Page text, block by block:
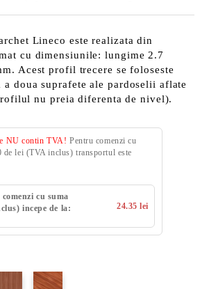
Lineco este realizata din
cu dimensiunile: lungime 2.7
Acest profil trecere se foloseste
doua suprafete ale pardoselii aflate
nu preia diferenta de nivel).
NU contin TVA! Pentru comenzi cu
de lei (TVA inclus) transportul este
cu suma
incepe de la:
24.35 lei